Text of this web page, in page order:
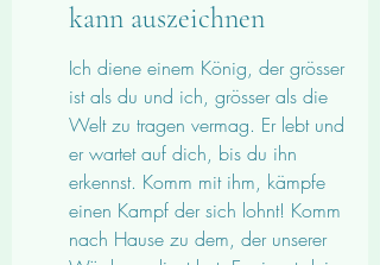
kann auszeichnen
Ich diene einem König, der grösser
ist als du und ich, grösser als die
Welt zu tragen vermag. Er lebt und
er wartet auf dich, bis du ihn
erkennst. Komm mit ihm, kämpfe
einen Kampf der sich lohnt! Komm
nach Hause zu dem, der unserer